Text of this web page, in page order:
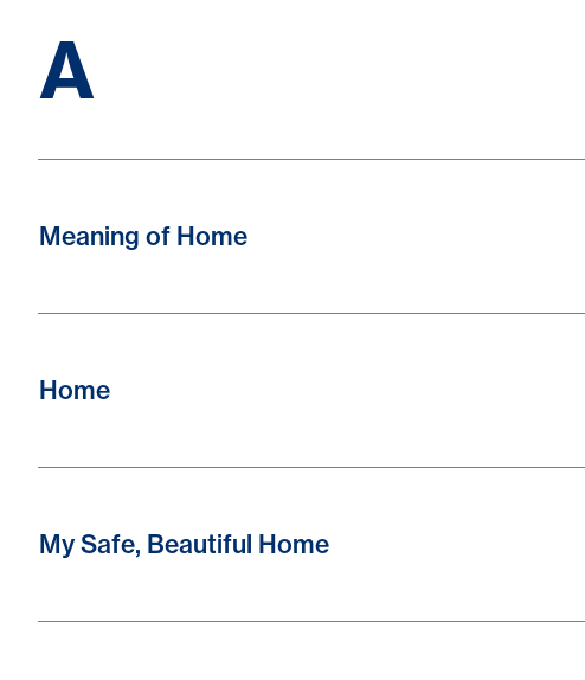
A
Meaning of Home
Home
My Safe, Beautiful Home